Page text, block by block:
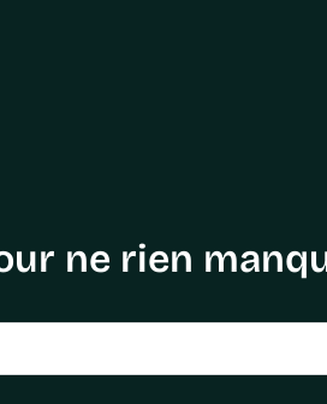
ne rien